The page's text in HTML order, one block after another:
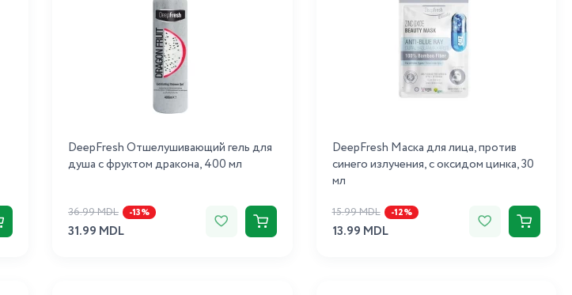
DeepFresh Отшелушивающий гель для
душа с фруктом дракона, 400 мл
36.99 MDL -13%
31.99 MDL
DeepFresh Маска для лица, против
синего излучения, с оксидом цинка, 30
мл
15.99 MDL -12%
13.99 MDL